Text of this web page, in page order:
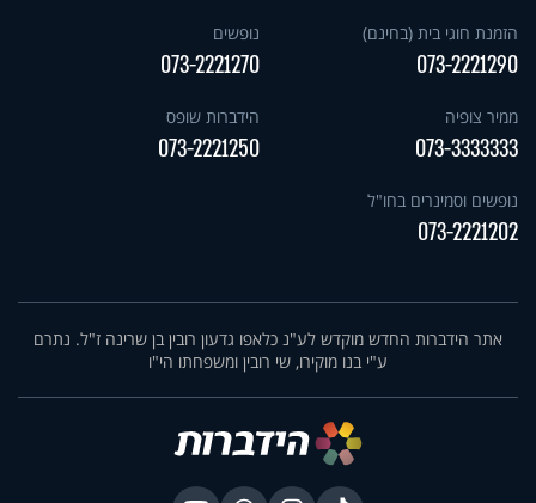
הזמנת חוגי בית (בחינם)
073-2221290
נופשים
073-2221270
ממיר צופיה
073-3333333
הידברות שופס
073-2221250
נופשים וסמינרים בחו"ל
073-2221202
אתר הידברות החדש מוקדש לע"נ כלאפו גדעון רובין בן שרינה ז"ל. נתרם
ע"י בנו מוקירו, שי רובין ומשפחתו הי"ו